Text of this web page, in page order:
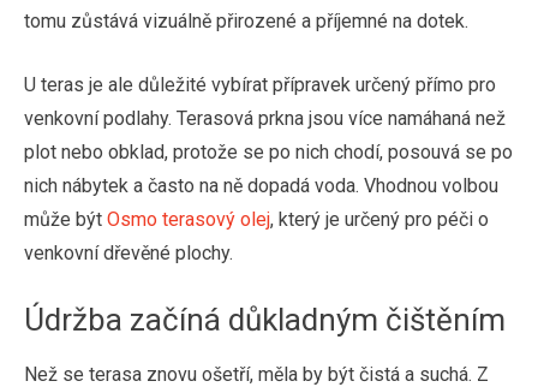
tomu zůstává vizuálně přirozené a příjemné na dotek.
U teras je ale důležité vybírat přípravek určený přímo pro
venkovní podlahy. Terasová prkna jsou více namáhaná než
plot nebo obklad, protože se po nich chodí, posouvá se po
nich nábytek a často na ně dopadá voda. Vhodnou volbou
může být Osmo terasový olej, který je určený pro péči o
venkovní dřevěné plochy.
Údržba začíná důkladným čištěním
Než se terasa znovu ošetří, měla by být čistá a suchá. Z